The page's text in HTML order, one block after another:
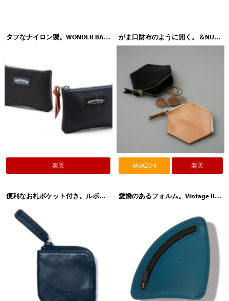
タフなナイロン製。WONDER BAGGAGE（ワンダーバゲージ）GOODMANS（グッドマンズ）SMALL WALLET（スモールウォレット）
楽天
がま口財布のように開く。＆NUT（アンドナット）HONEYCOMB COIN PURSE（ハニカムコインパース）
AMAZON 楽天
便利なお札ポケット付き。ルボア hmny（エイチエムエヌワイ）ミニ小銭入れ BB W-031-BB 愛嬌のあるフォルム。Vintage Revival Productions（ヴィンテージ リバイバル プロダクションズ）arcpocket（アークポケット）ブルー